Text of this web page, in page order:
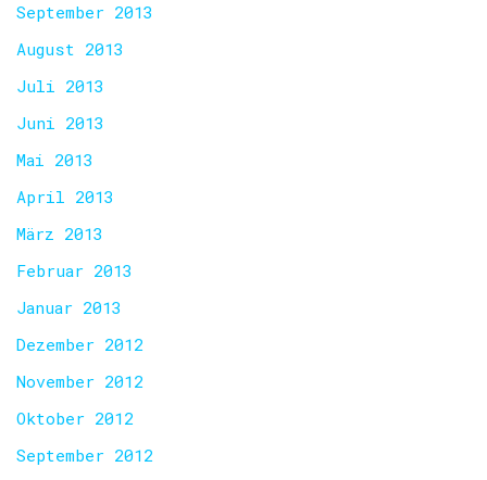
September 2013
August 2013
Juli 2013
Juni 2013
Mai 2013
April 2013
März 2013
Februar 2013
Januar 2013
Dezember 2012
November 2012
Oktober 2012
September 2012